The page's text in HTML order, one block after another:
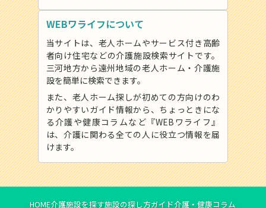
WEBワライフについて
当サイトは、老人ホームやサービス付き高齢
者向け住宅などの介護施設検索サイトです。
三河地方から遠州地域の老人ホーム・介護施
設を簡単に検索できます。
また、老人ホーム探しが初めての方向けのわ
かりやすいガイド情報から、ちょっときにな
る介護や健康コラムなど『WEBワライフ』
は、介護に関わる全ての人に役立つ情報を届
けます。
HOME介護施設を探す施設の探し方ガイド介護・健康コラム